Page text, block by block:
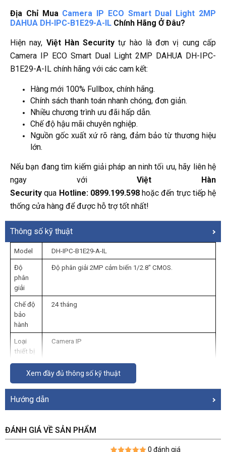
Địa Chỉ Mua Camera IP ECO Smart Dual Light 2MP
DAHUA DH-IPC-B1E29-A-IL Chính Hãng Ở Đâu?
Hiện nay, Việt Hàn Security tự hào là đơn vị cung cấp
Camera IP ECO Smart Dual Light 2MP DAHUA DH-IPC-
B1E29-A-IL chính hãng với các cam kết:
Hàng mới 100% Fullbox, chính hãng.
Chính sách thanh toán nhanh chóng, đơn giản.
Nhiều chương trình ưu đãi hấp dẫn.
Chế độ hậu mãi chuyên nghiệp.
Nguồn gốc xuất xứ rõ ràng, đảm bảo từ thương hiệu
lớn.
Nếu bạn đang tìm kiếm giải pháp an ninh tối ưu, hãy liên hệ
ngay vớiViệt Hàn
Security qua Hotline: 0899.199.598hoặc đến trực tiếp hệ
thống cửa hàng để được hỗ trợ tốt nhất!
Thông số kỹ thuật
Model DH-IPC-B1E29-A-IL
Độ
phân
giải
Độ phân giải 2MP cảm biến 1/2.8″ CMOS.
Chế độ
bảo
hành
24 tháng
Loại
thiết bị
Camera IP
phân
giải
Camera
ống
kính
Xem đầy đủ thông số kỹ thuật
Hướng dẫn
ĐÁNH GIÁ VỀ SẢN PHẨM
0 đánh giá